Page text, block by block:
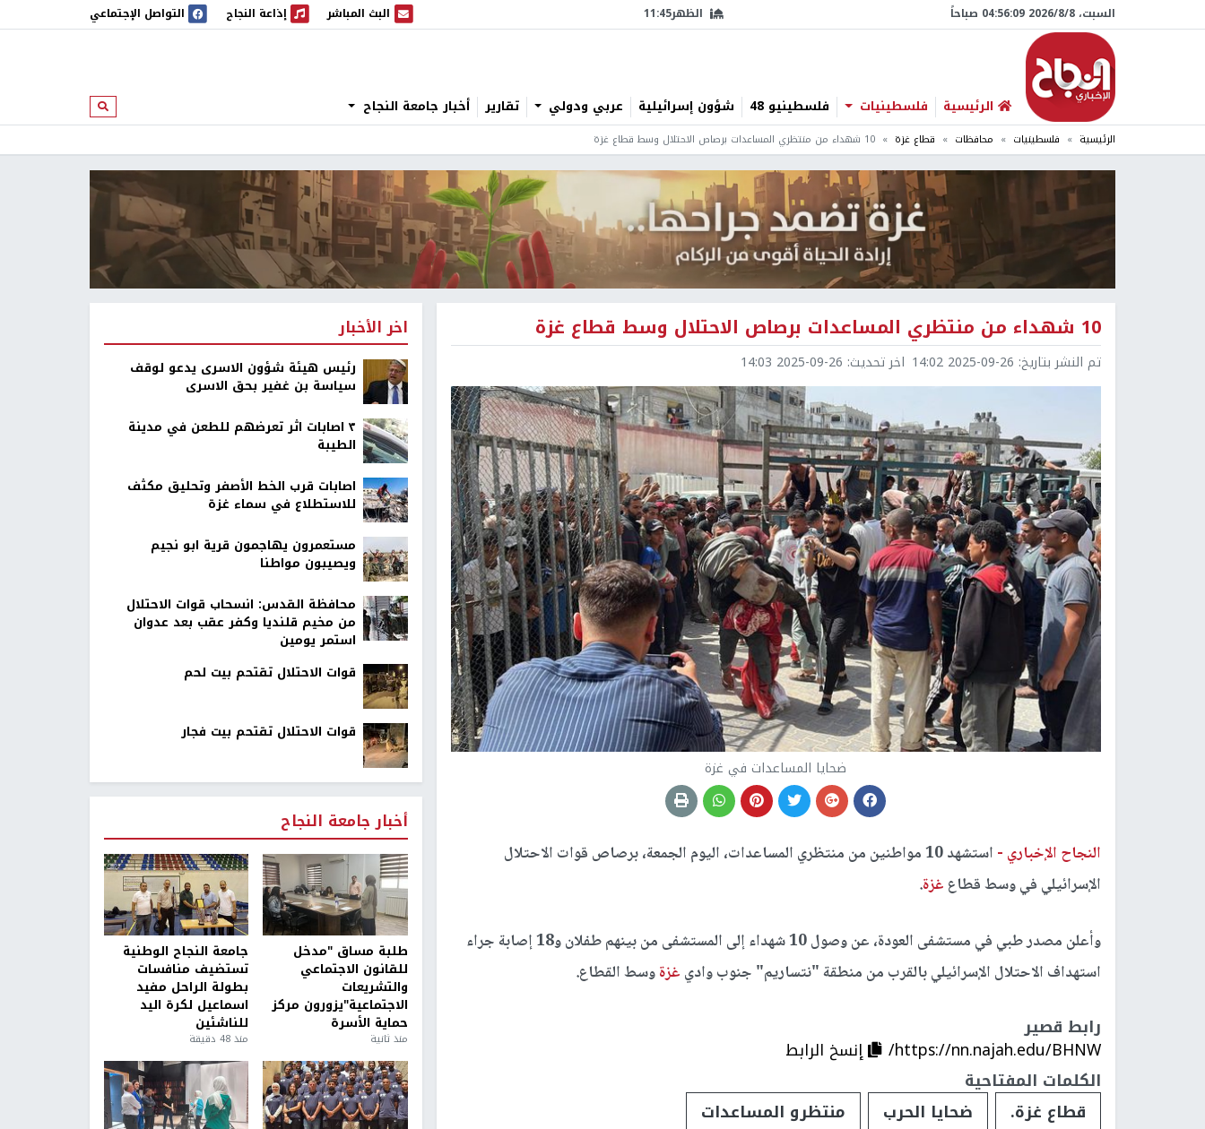
السبت، 8/‏8/‏2026 04:56:10 صباحاً الظهر11:45 البث المباشر
البث المباشر إذاعة النجاح
إذاعة النجاح التواصل الإجتماعي
الرئيسية فلسطينيات فلسطينيو 48 شؤون إسرائيلية عربي ودولي تقارير أخبار جامعة النجاح ابحث
الرئيسية فلسطينيات محافظات قطاع غزة 10 شهداء من منتظري المساعدات برصاص الاحتلال وسط قطاع غزة
10 شهداء من منتظري المساعدات برصاص الاحتلال وسط قطاع غزة
تم النشر بتاريخ: 2025-09-26 14:02 اخر تحديث: 2025-09-26 14:03
ضحايا المساعدات في غزة
النجاح الإخباري -
استشهد 10 مواطنين من منتظري المساعدات، اليوم الجمعة، برصاص قوات الاحتلال
الإسرائيلي في وسط قطاع غزة.
وأعلن مصدر طبي في مستشفى العودة، عن وصول 10 شهداء إلى المستشفى من بينهم طفلان و18 إصابة جراء
استهداف الاحتلال الإسرائيلي بالقرب من منطقة "نتساريم" جنوب وادي غزةوسط القطاع.
رابط قصير
https://nn.najah.edu/BHNW/
إنسخ الرابط
الكلمات المفتاحية
قطاع غزة.
ضحايا الحرب منتظرو المساعدات
اخر الأخبار
رئيس هيئة شؤون الاسرى يدعو لوقف
سياسة بن غفير بحق الاسرى
٣ اصابات اثر تعرضهم للطعن في مدينة
الطيبة
اصابات قرب الخط الأصفر وتحليق مكثف
للاستطلاع في سماء غزة
مستعمرون يهاجمون قرية ابو نجيم
ويصيبون مواطنا
محافظة القدس: انسحاب قوات الاحتلال
من مخيم قلنديا وكفر عقب بعد عدوان
استمر يومين
قوات الاحتلال تقتحم بيت لحم
قوات الاحتلال تقتحم بيت فجار
أخبار جامعة النجاح
طلبة مساق "مدخل
للقانون الاجتماعي
والتشريعات
الاجتماعية"يزورون مركز
حماية الأسرة
منذ ثانية
جامعة النجاح الوطنية
تستضيف منافسات
بطولة الراحل مفيد
اسماعيل لكرة اليد
للناشئين
منذ 48 دقيقة